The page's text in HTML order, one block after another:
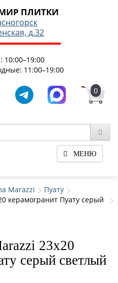
ПЛИТКИ
д.32
10:00–19:00
11:00–19:00
0
МЕНЮ
Marazzi
Пуату
керамогранит Пуату серый
23x20
серый светлый